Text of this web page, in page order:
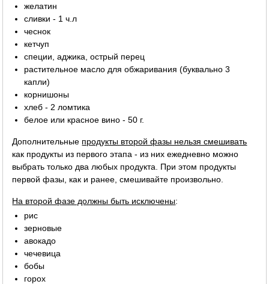
желатин
сливки - 1 ч.л
чеснок
кетчуп
специи, аджика, острый перец
растительное масло для обжаривания (буквально 3
капли)
корнишоны
хлеб - 2 ломтика
белое или красное вино - 50 г.
Дополнительные продукты второй фазы нельзя смешивать
как продукты из первого этапа - из них ежедневно можно
выбрать только два любых продукта. При этом продукты
первой фазы, как и ранее, смешивайте произвольно.
На второй фазе должны быть исключены:
рис
зерновые
авокадо
чечевица
бобы
горох